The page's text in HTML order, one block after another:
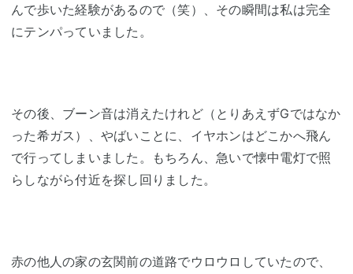
んで歩いた経験があるので（笑）、その瞬間は私は完全
にテンパっていました。
その後、ブーン音は消えたけれど（とりあえずGではなか
った希ガス）、やばいことに、イヤホンはどこかへ飛ん
で行ってしまいました。もちろん、急いで懐中電灯で照
らしながら付近を探し回りました。
赤の他人の家の玄関前の道路でウロウロしていたので、